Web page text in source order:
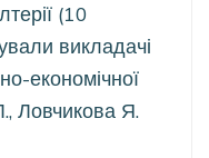
(10
викладачі
економічної
Ловчикова Я.